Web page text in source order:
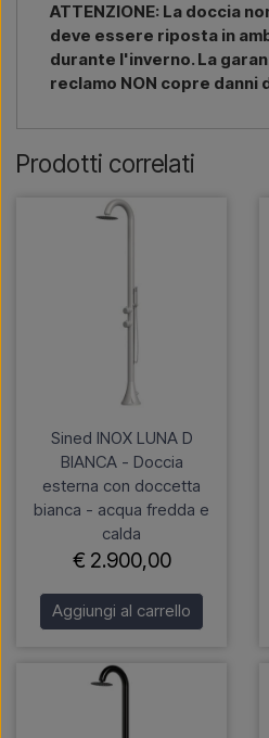
ATTENZIONE: La doccia
deve essere riposta in
durante l'inverno. La
reclamo NON copre danni
Prodotti correlati
Sined INOX LUNA D
BIANCA - Doccia
esterna con doccetta
bianca - acqua fredda e
calda
€ 2.900,00
Aggiungi al carrello